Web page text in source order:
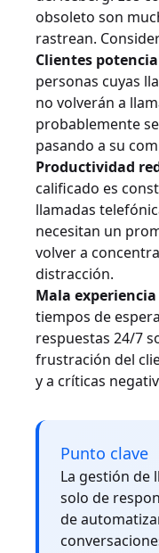
obsoleto son
rastrean.
Clientes
personas cuyas
no volverán a
probablemente
pasando a su
Productividad
calificado es
llamadas
necesitan un
volver a
distracción.
Mala
tiempos de
respuestas 24/7
frustración del
y a críticas
Punto clave
La gestión de
solo de
de